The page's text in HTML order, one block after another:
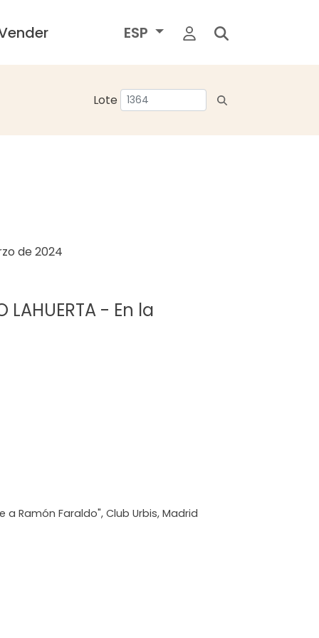
ESP
Lote
de 2024
LAHUERTA - En la
a Ramón Faraldo", Club Urbis, Madrid